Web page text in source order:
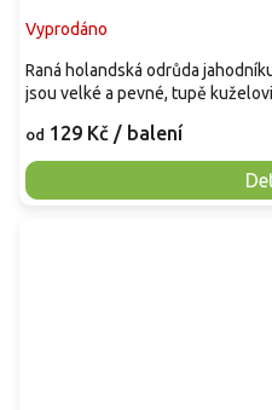
Vyprodáno
od 129 Kč / balení
Raná holandská odrůda
jsou velké a pevné, tupě